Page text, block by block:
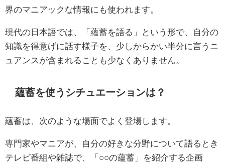
界のマニアックな情報にも使われます。
現代の日本語では、「蘊蓄を語る」という形で、自分の
知識を得意げに話す様子を、少しからかい半分に言うニ
ュアンスが含まれることも少なくありません。
蘊蓄を使うシチュエーションは？
蘊蓄は、次のような場面でよく登場します。
専門家やマニアが、自分の好きな分野について語るとき
テレビ番組や雑誌で、「○○の蘊蓄」を紹介する企画